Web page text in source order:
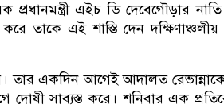
প্রধানমন্ত্রী এইচ ডি দেবেগৌড়ার
তাকে এই শাস্তি দেন দক্ষিণাঞ্চলীয়
তার একদিন আগেই আদালত
সাব্যস্ত করে। শনিবার এক